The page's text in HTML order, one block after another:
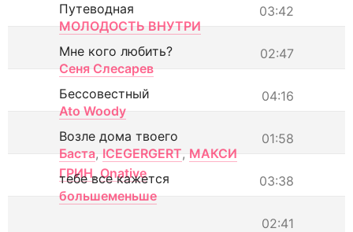
03:42
Путеводная
МОЛОДОСТЬ ВНУТРИ
02:47
Мне кого любить?
Сеня Слесарев
04:16
Бессовестный
Ato Woody
01:58
Возле дома твоего
Баста, ICEGERGERT, МАКСИ
ГРИН, Onative 03:38
тебе все кажется
большеменьше
02:41